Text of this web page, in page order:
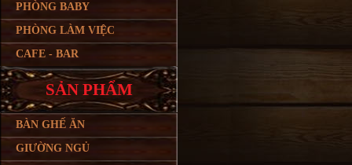
PHÒNG BABY
PHÒNG LÀM VIỆC
CAFE - BAR
SẢN PHẨM
BÀN GHẾ ĂN
GIƯỜNG NGỦ